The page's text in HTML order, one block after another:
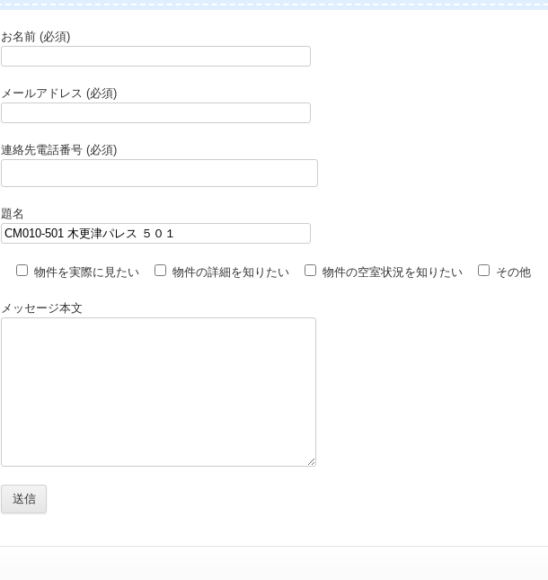
お名前 (必須)
メールアドレス (必須)
連絡先電話番号 (必須)
題名
物件を実際に見たい 物件の詳細を知りたい 物件の空室状況を知りたい その他
メッセージ本文